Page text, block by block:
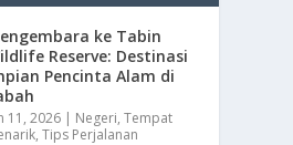
ke Tabin
Reserve: Destinasi
Pencinta Alam di
11, 2026 | Negeri,Tempat
,Tips Perjalanan